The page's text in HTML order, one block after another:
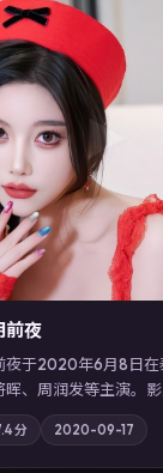
▶
前夜
夜于2020年6月8日在
、周润发等主演。影
倒计时结束前做出抉
「国产免费观看高清
，畅享高清在线追剧
分 2020-09-17